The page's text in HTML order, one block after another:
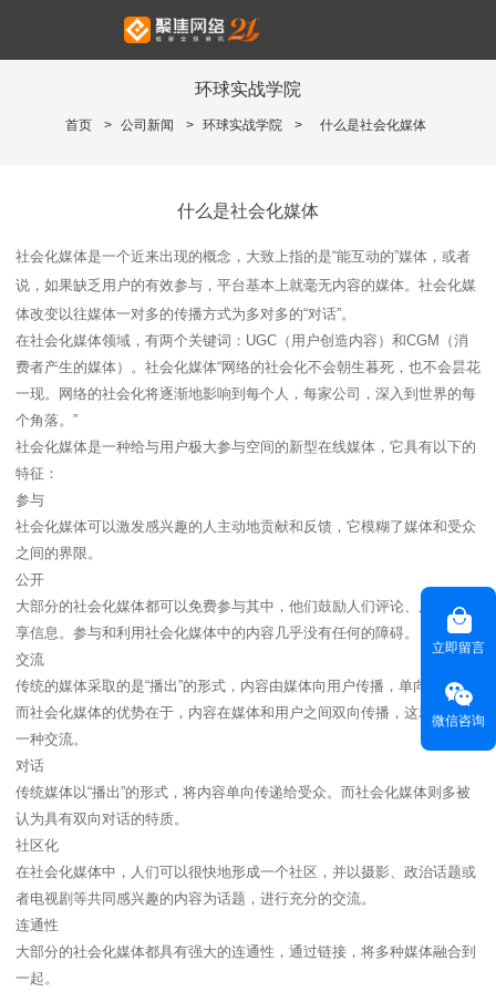
环球实战学院
首页 > 公司新闻 > 环球实战学院 > 什么是社会化媒体
什么是社会化媒体
社会化媒体是一个近来出现的概念，大致上指的是“能互动的”媒体，或者
说，如果缺乏用户的有效参与，平台基本上就毫无内容的媒体。社会化媒
体改变以往媒体一对多的传播方式为多对多的“对话”。
在社会化媒体领域，有两个关键词：UGC（用户创造内容）和CGM（消
费者产生的媒体）。社会化媒体“网络的社会化不会朝生暮死，也不会昙花
一现。网络的社会化将逐渐地影响到每个人，每家公司，深入到世界的每
个角落。”
社会化媒体是一种给与用户极大参与空间的新型在线媒体，它具有以下的
特征：
参与
社会化媒体可以激发感兴趣的人主动地贡献和反馈，它模糊了媒体和受众
之间的界限。
公开
大部分的社会化媒体都可以免费参与其中，他们鼓励人们评论、反馈和分
享信息。参与和利用社会化媒体中的内容几乎没有任何的障碍。
交流
传统的媒体采取的是“播出”的形式，内容由媒体向用户传播，单向流动。
而社会化媒体的优势在于，内容在媒体和用户之间双向传播，这就形成了
一种交流。
对话
传统媒体以“播出”的形式，将内容单向传递给受众。而社会化媒体则多被
认为具有双向对话的特质。
社区化
在社会化媒体中，人们可以很快地形成一个社区，并以摄影、政治话题或
者电视剧等共同感兴趣的内容为话题，进行充分的交流。
连通性
大部分的社会化媒体都具有强大的连通性，通过链接，将多种媒体融合到
一起。
立即留言
微信咨询